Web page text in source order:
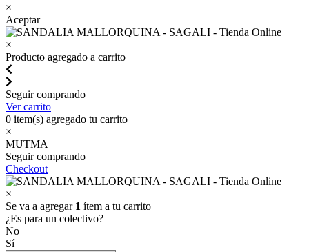
×
Aceptar
×
Producto agregado a carrito
Seguir comprando
Ver carrito
0 item(s) agregado tu carrito
×
MUTMA
Seguir comprando
Checkout
×
Se va a agregar 1 ítem a tu carrito
¿Es para un colectivo?
No
Sí